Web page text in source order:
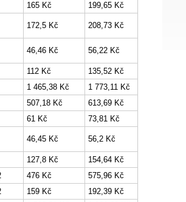
165 Kč 199,65 Kč
172,5 Kč 208,73 Kč
46,46 Kč 56,22 Kč
112 Kč
135,52 Kč
1 465,38 Kč
1 773,11 Kč
507,18 Kč
613,69 Kč
61 Kč 73,81 Kč
46,45 Kč 56,2 Kč
127,8 Kč
154,64 Kč
476 Kč
575,96 Kč
159 Kč
192,39 Kč